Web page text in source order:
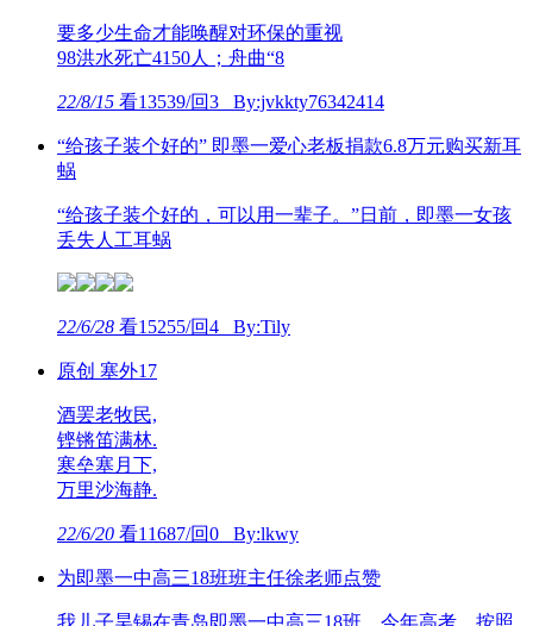
要多少生命才能唤醒对环保的重视
98洪水死亡4150人；舟曲“8
22/8/15 看13539/回3 By:jvkkty76342414
“给孩子装个好的” 即墨一爱心老板捐款6.8万元购买新耳
蜗
“给孩子装个好的，可以用一辈子。”日前，即墨一女孩
丢失人工耳蜗
22/6/28 看15255/回4 By:Tily
原创 塞外17
酒罢老牧民,
铿锵笛满林.
寒垒塞月下,
万里沙海静.
22/6/20 看11687/回0 By:lkwy
为即墨一中高三18班班主任徐老师点赞
我儿子昊锡在青岛即墨一中高三18班，今年高考，按照